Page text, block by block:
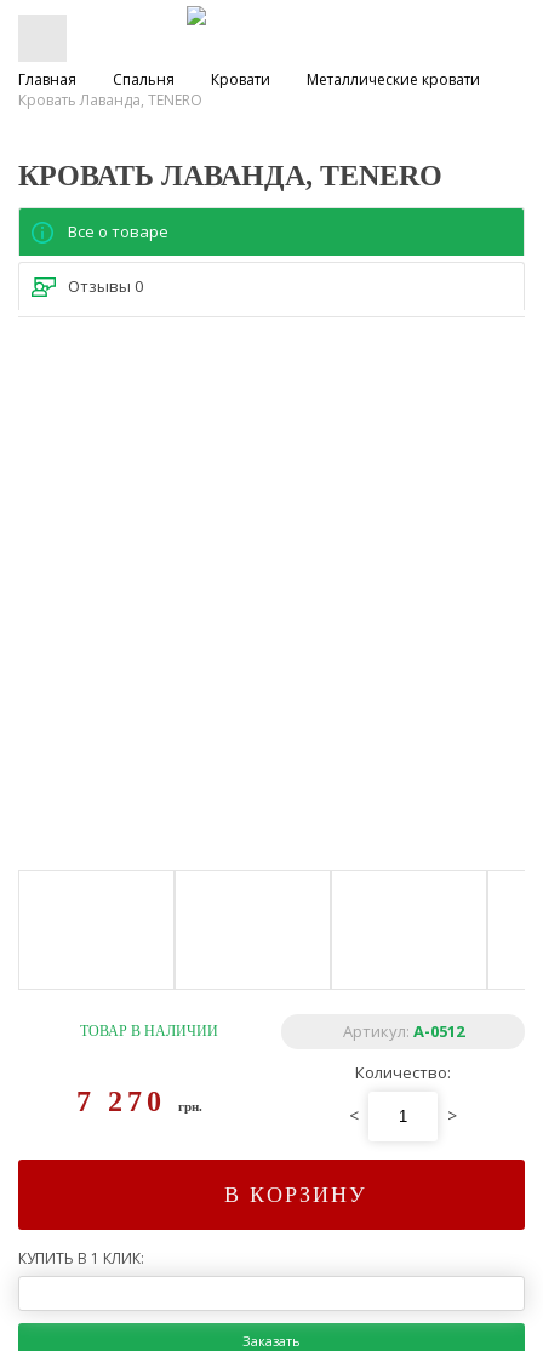
Главная Спальня Кровати
Металлические кровати
Кровать Лаванда, TENERO
КРОВАТЬ ЛАВАНДА, TENERO
Все о товаре
Отзывы 0
ТОВАР В НАЛИЧИИ Артикул: A-0512
7 270грн.
Количество:
< >
В КОРЗИНУ
КУПИТЬ В 1 КЛИК:
Заказать